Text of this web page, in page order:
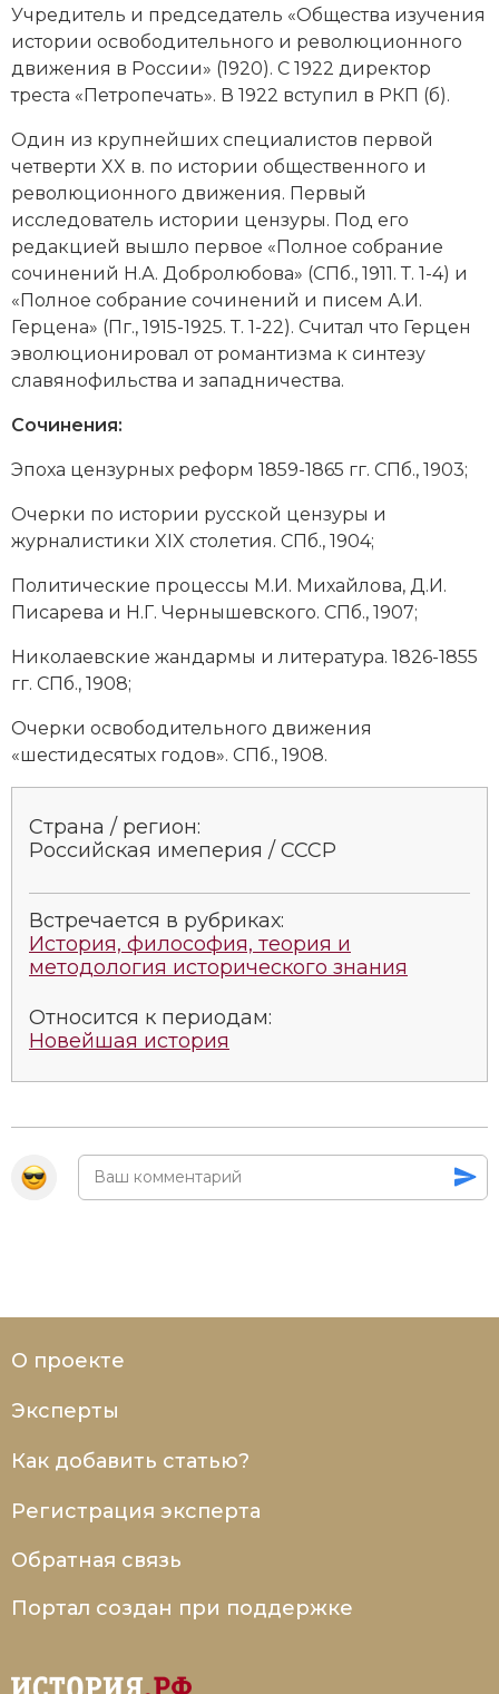
Революции и народные движения
Религия и церковь
Северная Америка
Социально-экономическая история
Специальные исторические дисциплины
СССР
Южная Америка
Учредитель и председатель «Общества изучения
истории освободительного и революционного
движения в России» (1920). С 1922 директор
треста «Петропечать». В 1922 вступил в РКП (б).
Один из крупнейших специалистов первой
четверти XX в. по истории общественного и
революционного движения. Первый
исследователь истории цензуры. Под его
редакцией вышло первое «Полное собрание
сочинений Н.А. Добролюбова» (СПб., 1911. Т. 1-4) и
«Полное собрание сочинений и писем А.И.
Герцена» (Пг., 1915-1925. Т. 1-22). Считал что Герцен
эволюционировал от романтизма к синтезу
славянофильства и западничества.
Сочинения:
Эпоха цензурных реформ 1859-1865 гг. СПб., 1903;
Очерки по истории русской цензуры и
журналистики XIX столетия. СПб., 1904;
Политические процессы М.И. Михайлова, Д.И.
Писарева и Н.Г. Чернышевского. СПб., 1907;
Николаевские жандармы и литература. 1826-1855
гг. СПб., 1908;
Очерки освободительного движения
«шестидесятых годов». СПб., 1908.
Страна / регион:
Российская имеперия / СССР
Встречается в рубриках:
История, философия, теория и
методология исторического знания
Относится к периодам:
Новейшая история
О проекте
Эксперты
Как добавить статью?
Регистрация эксперта
Обратная связь
Портал создан при поддержке